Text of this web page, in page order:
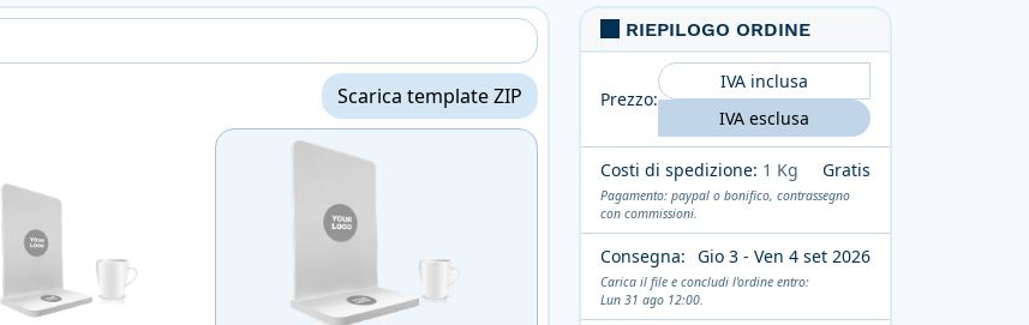
Scarica template ZIP
RIEPILOGO ORDINE
Prezzo:
IVA inclusa
IVA esclusa
Costi di spedizione: 1 Kg Gratis
Pagamento: paypal o bonifico, contrassegno
con commissioni.
Consegna: Gio 3 - Ven 4 set 2026
Carica il file e concludi l'ordine entro:
Lun 31 ago 12:00.